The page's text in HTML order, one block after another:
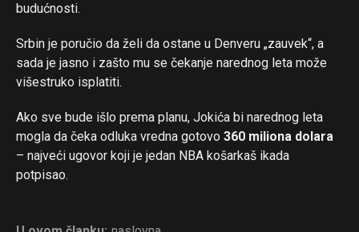
budućnosti.
Srbin je poručio da želi da ostane u Denveru „zauvek“, a
sada je jasno i zašto mu se čekanje narednog leta može
višestruko isplatiti.
Ako sve bude išlo prema planu, Jokića bi narednog leta
mogla da čeka odluka vredna gotovo 360 miliona dolara
– najveći ugovor koji je jedan NBA košarkaš ikada
potpisao.